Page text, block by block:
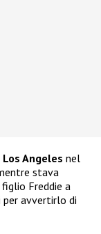
Los Angeles nel
stava
Freddie a
avvertirlo di